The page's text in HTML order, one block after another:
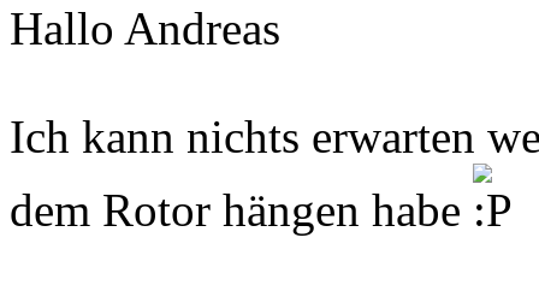
Hallo Andreas
Ich kann nichts erwarten
dem Rotor hängen habe